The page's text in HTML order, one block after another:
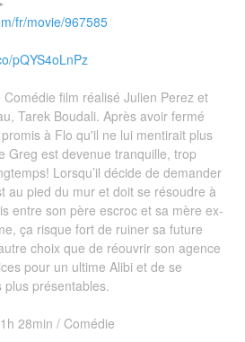
fr/movie/967585
pQYS4oLnPz
film réalisé Julien Perez et
Tarek Boudali. Après avoir fermé
à Flo qu'il ne lui mentirait plus
Greg est devenue tranquille, trop
Lorsqu’il décide de demander
au pied du mur et doit se résoudre à
entre son père escroc et sa mère ex-
ça risque fort de ruiner sa future
choix que de réouvrir son agence
pour un ultime Alibi et de se
présentables.
28min / Comédie